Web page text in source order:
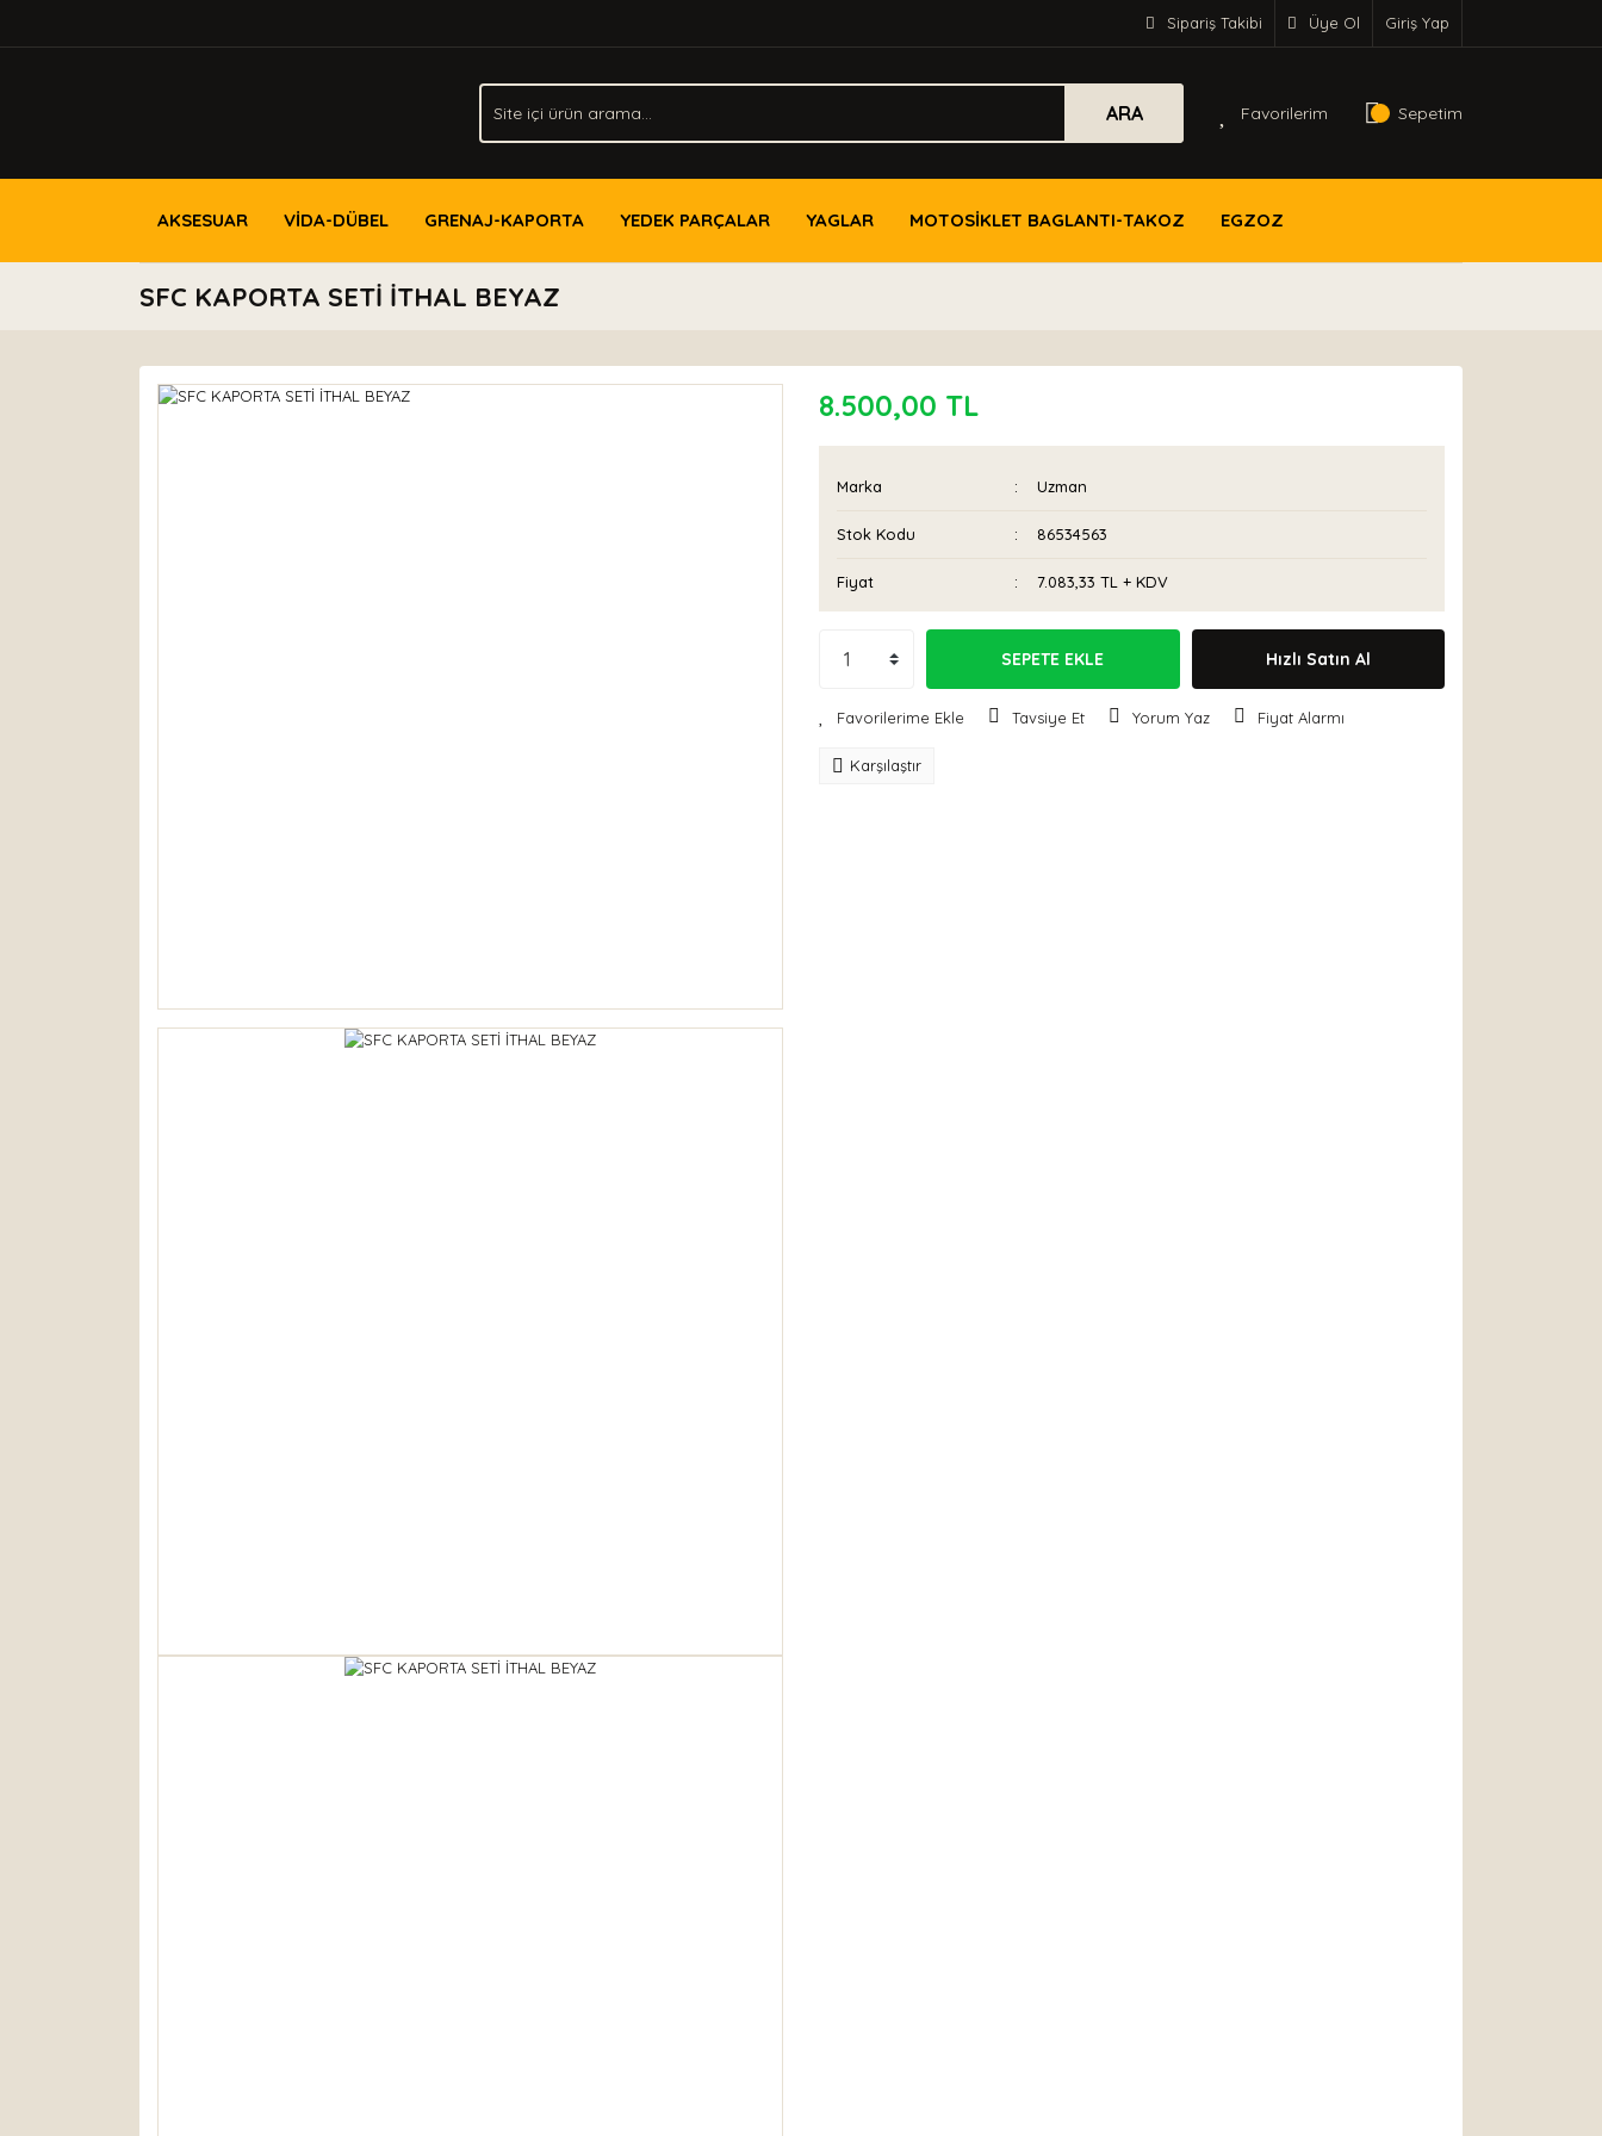
Sipariş Takibi Üye Ol Giriş Yap
ARA Favorilerim Sepetim
AKSESUAR VİDA-DÜBEL GRENAJ-KAPORTA YEDEK PARÇALAR YAGLAR MOTOSİKLET BAGLANTI-TAKOZ EGZOZ
SFC KAPORTA SETİ İTHAL BEYAZ
8.500,00 TL
Marka Uzman
Stok Kodu 86534563
Fiyat 7.083,33 TL + KDV
SEPETE EKLE Hızlı Satın Al
Tavsiye Et Yorum Yaz Fiyat Alarmı
Karşılaştır